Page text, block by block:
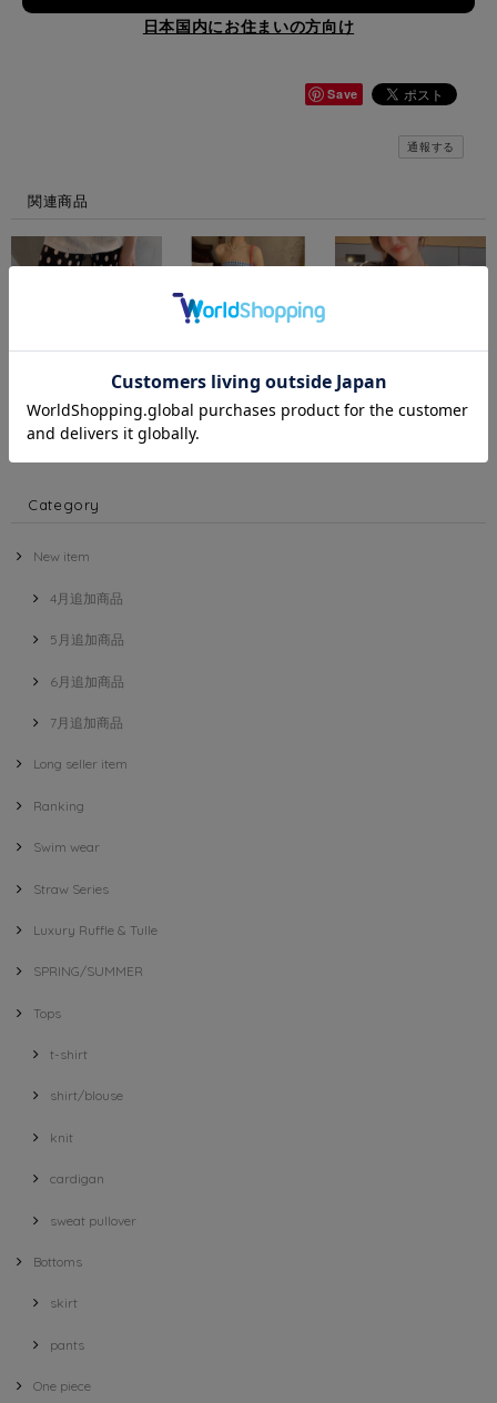
日本国内にお住まいの方向け
Save
通報する
関連商品
pants M1688
¥9,800
Gingham blue check
dress M2227
Bicolor frill shoulder t-
shirt M3194
Category
New item
4月追加商品
5月追加商品
6月追加商品
7月追加商品
Long seller item
Ranking
Swim wear
Straw Series
Luxury Ruffle & Tulle
SPRING/SUMMER
Tops
t-shirt
shirt/blouse
knit
cardigan
sweat pullover
Bottoms
skirt
pants
One piece